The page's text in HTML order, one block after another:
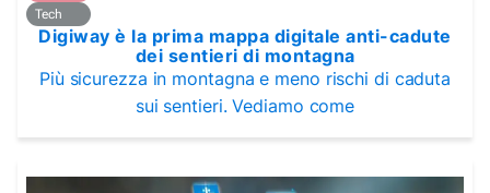
Tech
Digiway è la prima mappa digitale anti-cadute
dei sentieri di montagna
Più sicurezza in montagna e meno rischi di caduta
sui sentieri. Vediamo come